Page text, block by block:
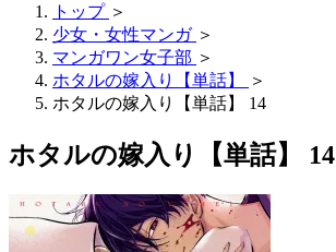
トップ ＞
少女・女性マンガ ＞
マンガワン女子部 ＞
ホタルの嫁入り【単話】
＞
ホタルの嫁入り【単話】 14
ホタルの嫁入り【単話】 14